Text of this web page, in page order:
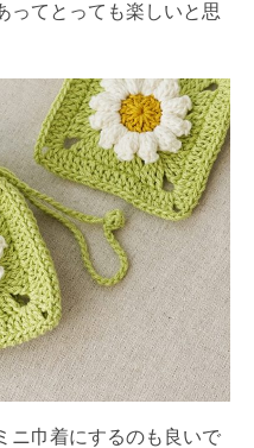
ってとっても楽しいと思
ニ巾着にするのも良いで